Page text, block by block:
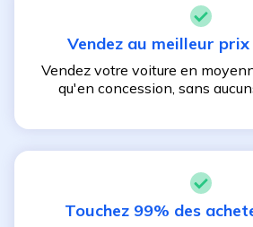
Vendez au meilleur prix
Vendez votre voiture en
qu'en concession, sans
Touchez 99% des